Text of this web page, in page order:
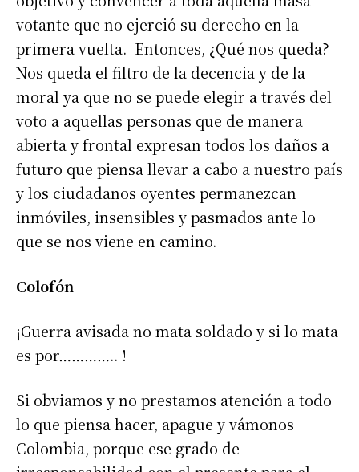
votante que no ejerció su derecho en la
primera vuelta. Entonces, ¿Qué nos queda?
Nos queda el filtro de la decencia y de la
moral ya que no se puede elegir a través del
voto a aquellas personas que de manera
abierta y frontal expresan todos los daños a
futuro que piensa llevar a cabo a nuestro país
y los ciudadanos oyentes permanezcan
inmóviles, insensibles y pasmados ante lo
que se nos viene en camino.
Colofón
¡Guerra avisada no mata soldado y si lo mata
es por………….. !
Si obviamos y no prestamos atención a todo
lo que piensa hacer, apague y vámonos
Colombia, porque ese grado de